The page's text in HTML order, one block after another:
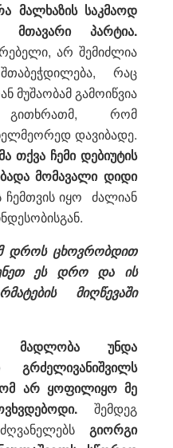
მალხაზის საკმაოდ
პარტია.
არ შემიძლია
რაც
გამოიწვია
გითხრათმ, რომ
დავიბადე.
თქვა ჩემი დებიუტის
მომავალი დიდი
ჩემთვის იყო ძალიან
დროს ცხოვრობდით
ეს დრო და ის
მიღწევაში
მადლობა უნდა
არ ყოფილიყო მე
შემდეგ
გიორგი